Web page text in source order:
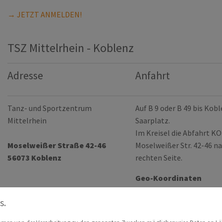
→ JETZT ANMELDEN!
TSZ Mittelrhein - Koblenz
Adresse Anfahrt
Tanz- und Sportzentrum
Mittelrhein
Moselweißer Straße 42-46
56073 Koblenz
Auf B 9 oder B 49 bis
Saarplatz.
Im Kreisel die Abfahrt
Moselweißer Str. 42-46
rechten Seite.
Geo-Koordinaten
50.3603547,7.5811846